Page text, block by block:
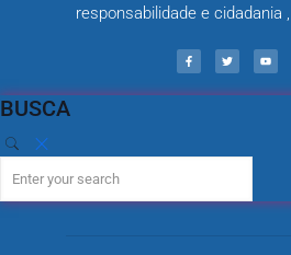
responsabilidade e cidadania
BUSCA